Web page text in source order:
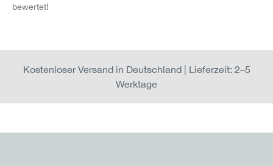
bewertet!
Kostenloser Versand in Deutschland | Lieferzeit: 2–5
Werktage